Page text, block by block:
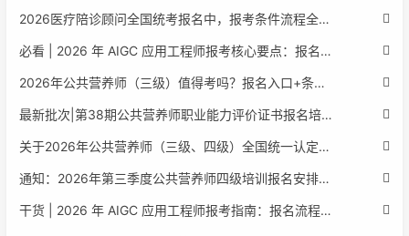
2026医疗陪诊顾问全国统考报名中，报考条件流程全攻略附报名入口
必看 | 2026 年 AIGC 应用工程师报考核心要点：报名费用、官网可查、行业认可度、补考规则全盘点
2026年公共营养师（三级）值得考吗？报名入口+条件+证书用途
最新批次|第38期公共营养师职业能力评价证书报名培训通知
关于2026年公共营养师（三级、四级）全国统一认定报名的服务通知
通知：2026年第三季度公共营养师四级培训报名安排正式发布
干货 | 2026 年 AIGC 应用工程师报考指南：报名流程、学历要求、培训课程、就业方向全梳理